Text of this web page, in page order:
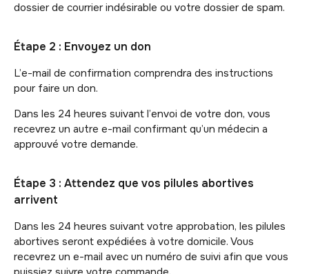
dossier de courrier indésirable ou votre dossier de spam.
Étape 2 : Envoyez un don
L’e-mail de confirmation comprendra des instructions
pour faire un don.
Dans les 24 heures suivant l’envoi de votre don, vous
recevrez un autre e-mail confirmant qu’un médecin a
approuvé votre demande.
Étape 3 : Attendez que vos pilules abortives
arrivent
Dans les 24 heures suivant votre approbation, les pilules
abortives seront expédiées à votre domicile. Vous
recevrez un e-mail avec un numéro de suivi afin que vous